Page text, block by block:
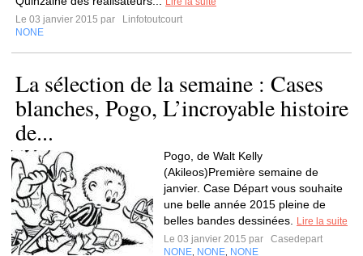
Le 03 janvier 2015 par
Linfotoutcourt
NONE
La sélection de la semaine : Cases
blanches, Pogo, L’incroyable histoire
de...
Pogo, de Walt Kelly
(Akileos)Première semaine de
janvier. Case Départ vous souhaite
une belle année 2015 pleine de
belles bandes dessinées.
Lire la suite
Le 03 janvier 2015 par
Casedepart
NONE NONE NONE